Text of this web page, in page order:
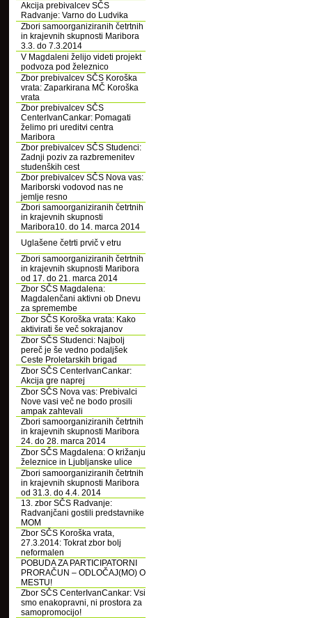
Akcija prebivalcev SČS
Radvanje: Varno do Ludvika
Zbori samoorganiziranih četrtnih
in krajevnih skupnosti Maribora
3.3. do 7.3.2014
V Magdaleni želijo videti projekt
podvoza pod železnico
Zbor prebivalcev SČS Koroška
vrata: Zaparkirana MČ Koroška
vrata
Zbor prebivalcev SČS
CenterIvanCankar: Pomagati
želimo pri ureditvi centra
Maribora
Zbor prebivalcev SČS Studenci:
Zadnji poziv za razbremenitev
studenških cest
Zbor prebivalcev SČS Nova vas:
Mariborski vodovod nas ne
jemlje resno
Zbori samoorganiziranih četrtnih
in krajevnih skupnosti
Maribora10. do 14. marca 2014
Uglašene četrti prvič v etru
Zbori samoorganiziranih četrtnih
in krajevnih skupnosti Maribora
od 17. do 21. marca 2014
Zbor SČS Magdalena:
Magdalenčani aktivni ob Dnevu
za spremembe
Zbor SČS Koroška vrata: Kako
aktivirati še več sokrajanov
Zbor SČS Studenci: Najbolj
pereč je še vedno podaljšek
Ceste Proletarskih brigad
Zbor SČS CenterIvanCankar:
Akcija gre naprej
Zbor SČS Nova vas: Prebivalci
Nove vasi več ne bodo prosili
ampak zahtevali
Zbori samoorganiziranih četrtnih
in krajevnih skupnosti Maribora
24. do 28. marca 2014
Zbor SČS Magdalena: O križanju
železnice in Ljubljanske ulice
Zbori samoorganiziranih četrtnih
in krajevnih skupnosti Maribora
od 31.3. do 4.4. 2014
13. zbor SČS Radvanje:
Radvanjčani gostili predstavnike
MOM
Zbor SČS Koroška vrata,
27.3.2014: Tokrat zbor bolj
neformalen
POBUDA ZA PARTICIPATORNI
PRORAČUN – ODLOČAJ(MO) O
MESTU!
Zbor SČS CenterIvanCankar: Vsi
smo enakopravni, ni prostora za
samopromocijo!